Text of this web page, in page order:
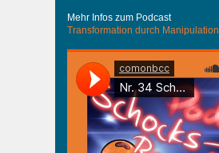
Mehr Infos zum Podcast
Transformation durch Manipulation